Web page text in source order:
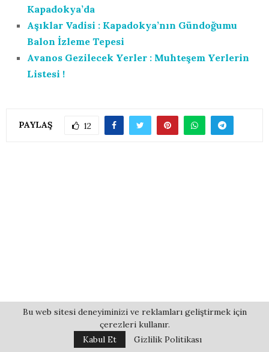
Kapadokya’da
Aşıklar Vadisi : Kapadokya’nın Gündoğumu
Balon İzleme Tepesi
Avanos Gezilecek Yerler : Muhteşem Yerlerin
Listesi !
PAYLAŞ 12
Bu web sitesi deneyiminizi ve reklamları geliştirmek için
çerezleri kullanır.
Kabul Et
Gizlilik Politikası